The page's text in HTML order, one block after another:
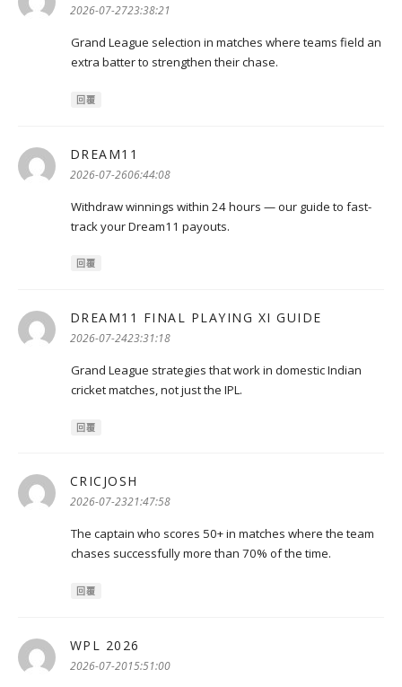
2026-07-2723:38:21
Grand League selection in matches where teams field an
extra batter to strengthen their chase.
回覆
DREAM11
示:
2026-07-2606:44:08
Withdraw winnings within 24 hours — our guide to fast-
track your Dream11 payouts.
回覆
DREAM11 FINAL PLAYING XI GUIDE
2026-07-2423:31:18
Grand League strategies that work in domestic Indian
cricket matches, not just the IPL.
回覆
CRICJOSH
示:
2026-07-2321:47:58
The captain who scores 50+ in matches where the team
chases successfully more than 70% of the time.
回覆
WPL 2026
示:
2026-07-2015:51:00